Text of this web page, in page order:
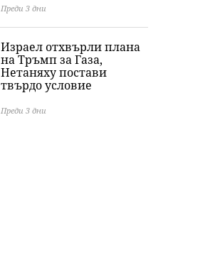
Преди 3 дни
Израел отхвърли плана
на Тръмп за Газа,
Нетаняху постави
твърдо условие
Преди 3 дни